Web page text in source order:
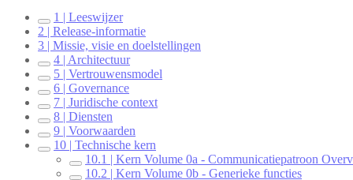
1 | Leeswijzer
2 | Release-informatie
3 | Missie, visie en doelstellingen
4 | Architectuur
5 | Vertrouwensmodel
6 | Governance
7 | Juridische context
8 | Diensten
9 | Voorwaarden
10 | Technische kern
10.1 | Kern Volume 0a - Communicatiepatroon
10.2 | Kern Volume 0b - Generieke functies